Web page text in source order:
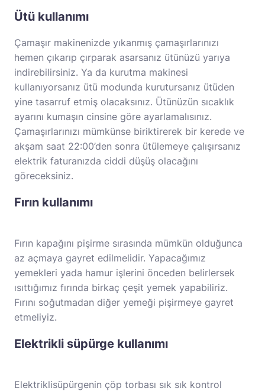
Ütü kullanımı
Çamaşır makinenizde yıkanmış çamaşırlarınızı
hemen çıkarıp çırparak asarsanız ütünüzü yarıya
indirebilirsiniz. Ya da kurutma makinesi
kullanıyorsanız ütü modunda kurutursanız ütüden
yine tasarruf etmiş olacaksınız. Ütünüzün sıcaklık
ayarını kumaşın cinsine göre ayarlamalısınız.
Çamaşırlarınızı mümkünse biriktirerek bir kerede ve
akşam saat 22:00’den sonra ütülemeye çalışırsanız
elektrik faturanızda ciddi düşüş olacağını
göreceksiniz.
Fırın kullanımı
Fırın kapağını pişirme sırasında mümkün olduğunca
az açmaya gayret edilmelidir. Yapacağımız
yemekleri yada hamur işlerini önceden belirlersek
ısıttığımız fırında birkaç çeşit yemek yapabiliriz.
Fırını soğutmadan diğer yemeği pişirmeye gayret
etmeliyiz.
Elektrikli süpürge kullanımı
Elektriklisüpürgenin çöp torbası sık sık kontrol